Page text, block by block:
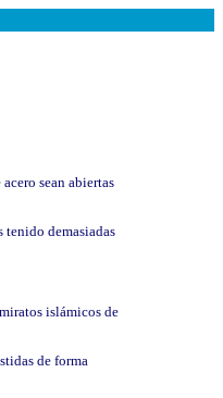
sean abiertas
tenido demasiadas
islámicos de
de forma